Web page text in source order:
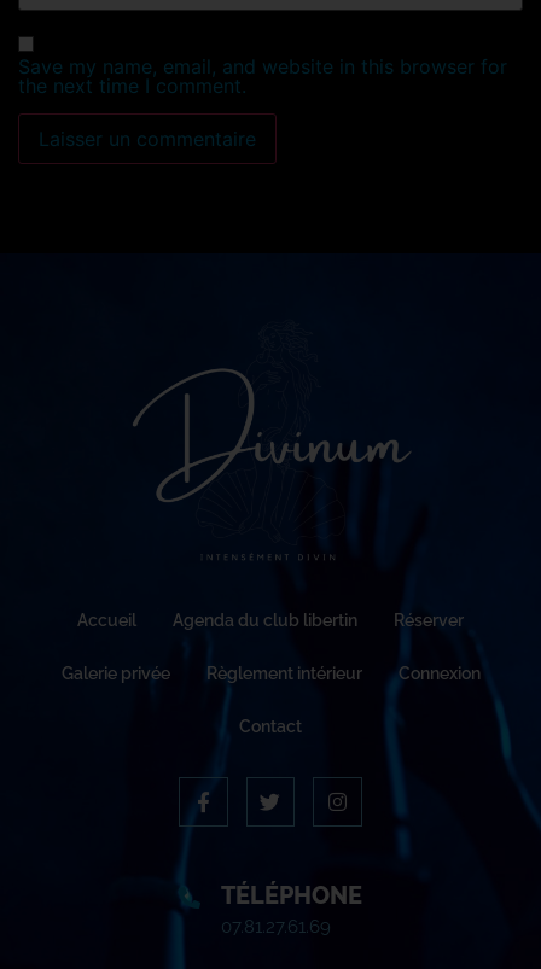
Save my name, email, and website in this browser for
the next time I comment.
Accueil Agenda du club libertin Réserver
Galerie privée Règlement intérieur Connexion
Contact
TÉLÉPHONE
07.81.27.61.69